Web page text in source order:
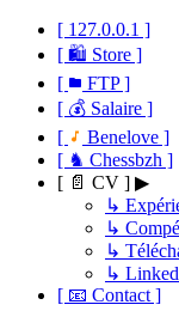
[ 127.0.0.1 ]
[ 🛍 Store ]
[
FTP ]
[ 💰 Salaire ]
[
Benelove ]
[ ♞ Chessbzh ]
[ 📄 CV ] ▶
↳
↳
↳
↳
[ 📧 Contact ]